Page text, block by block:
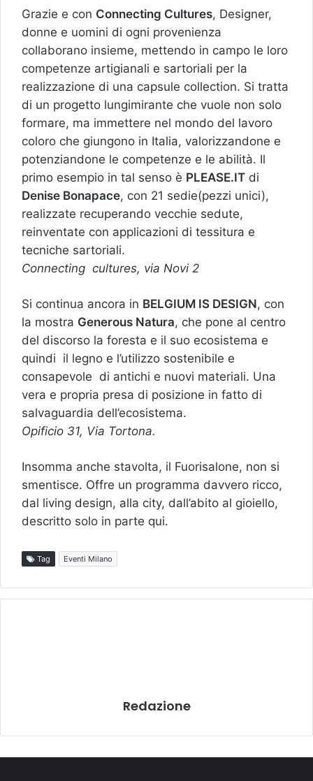
Grazie e con Connecting Cultures, Designer,
donne e uomini di ogni provenienza
collaborano insieme, mettendo in campo le loro
competenze artigianali e sartoriali per la
realizzazione di una capsule collection. Si tratta
di un progetto lungimirante che vuole non solo
formare, ma immettere nel mondo del lavoro
coloro che giungono in Italia, valorizzandone e
potenziandone le competenze e le abilità. Il
primo esempio in tal senso è PLEASE.IT di
Denise Bonapace, con 21 sedie(pezzi unici),
realizzate recuperando vecchie sedute,
reinventate con applicazioni di tessitura e
tecniche sartoriali.
Connecting cultures, via Novi 2
Si continua ancora in BELGIUM IS DESIGN, con
la mostra Generous Natura, che pone al centro
del discorso la foresta e il suo ecosistema e
quindi il legno e l’utilizzo sostenibile e
consapevole di antichi e nuovi materiali. Una
vera e propria presa di posizione in fatto di
salvaguardia dell’ecosistema.
Opificio 31, Via Tortona.
Insomma anche stavolta, il Fuorisalone, non si
smentisce. Offre un programma davvero ricco,
dal living design, alla city, dall’abito al gioiello,
descritto solo in parte qui.
Tag Eventi Milano
Redazione